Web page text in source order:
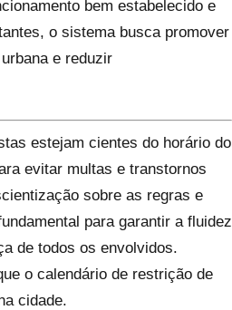
bem estabelecido e
o sistema busca promover
e reduzir
estejam cientes do horário do
evitar multas e transtornos
sobre as regras e
para garantir a fluidez
de todos os envolvidos.
o calendário de restrição de
cidade.